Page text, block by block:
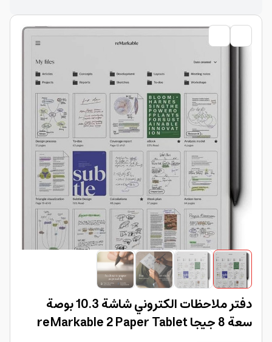
دفتر ملاحظات الكتروني شاشة 10.3 بوصة
سعة 8 جيجا reMarkable 2 Paper Tablet